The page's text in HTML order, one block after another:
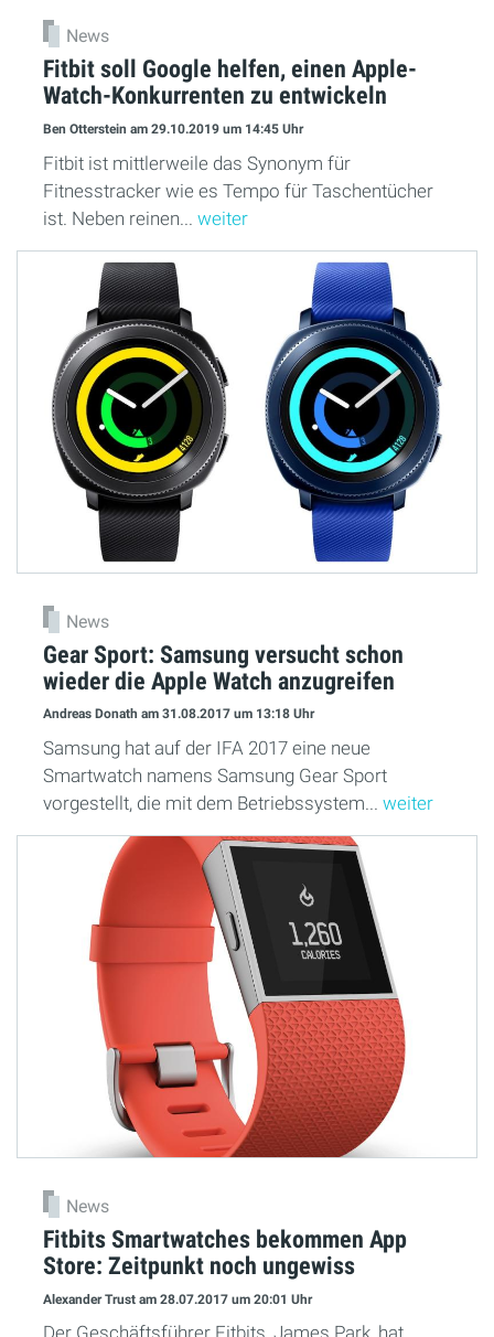
News
Fitbit soll Google helfen, einen Apple-
Watch-Konkurrenten zu entwickeln
Ben Otterstein am 29.10.2019 um 14:45 Uhr
Fitbit ist mittlerweile das Synonym für
Fitnesstracker wie es Tempo für Taschentücher
ist. Neben reinen... weiter
News
Gear Sport: Samsung versucht schon
wieder die Apple Watch anzugreifen
Andreas Donath am 31.08.2017 um 13:18 Uhr
Samsung hat auf der IFA 2017 eine neue
Smartwatch namens Samsung Gear Sport
vorgestellt, die mit dem Betriebssystem... weiter
News
Fitbits Smartwatches bekommen App
Store: Zeitpunkt noch ungewiss
Alexander Trust am 28.07.2017 um 20:01 Uhr